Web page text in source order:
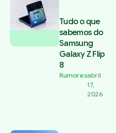
Tudo o que
sabemos do
Samsung
Galaxy Z Flip
8
Rumoresabril
17,
2026